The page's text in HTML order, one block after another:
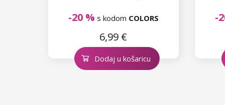
-20 % s kodom COLORS
6,99 €
Dodaj u košaricu
-